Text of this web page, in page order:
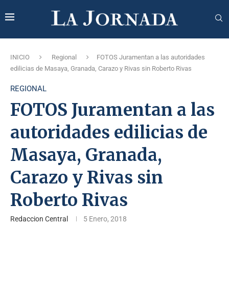
INICIO Regional
FOTOS Juramentan a las autoridades
edilicias de Masaya, Granada, Carazo y Rivas sin Roberto Rivas
REGIONAL
FOTOS Juramentan a las
autoridades edilicias de
Masaya, Granada,
Carazo y Rivas sin
Roberto Rivas
Redaccion Central 5 Enero, 2018